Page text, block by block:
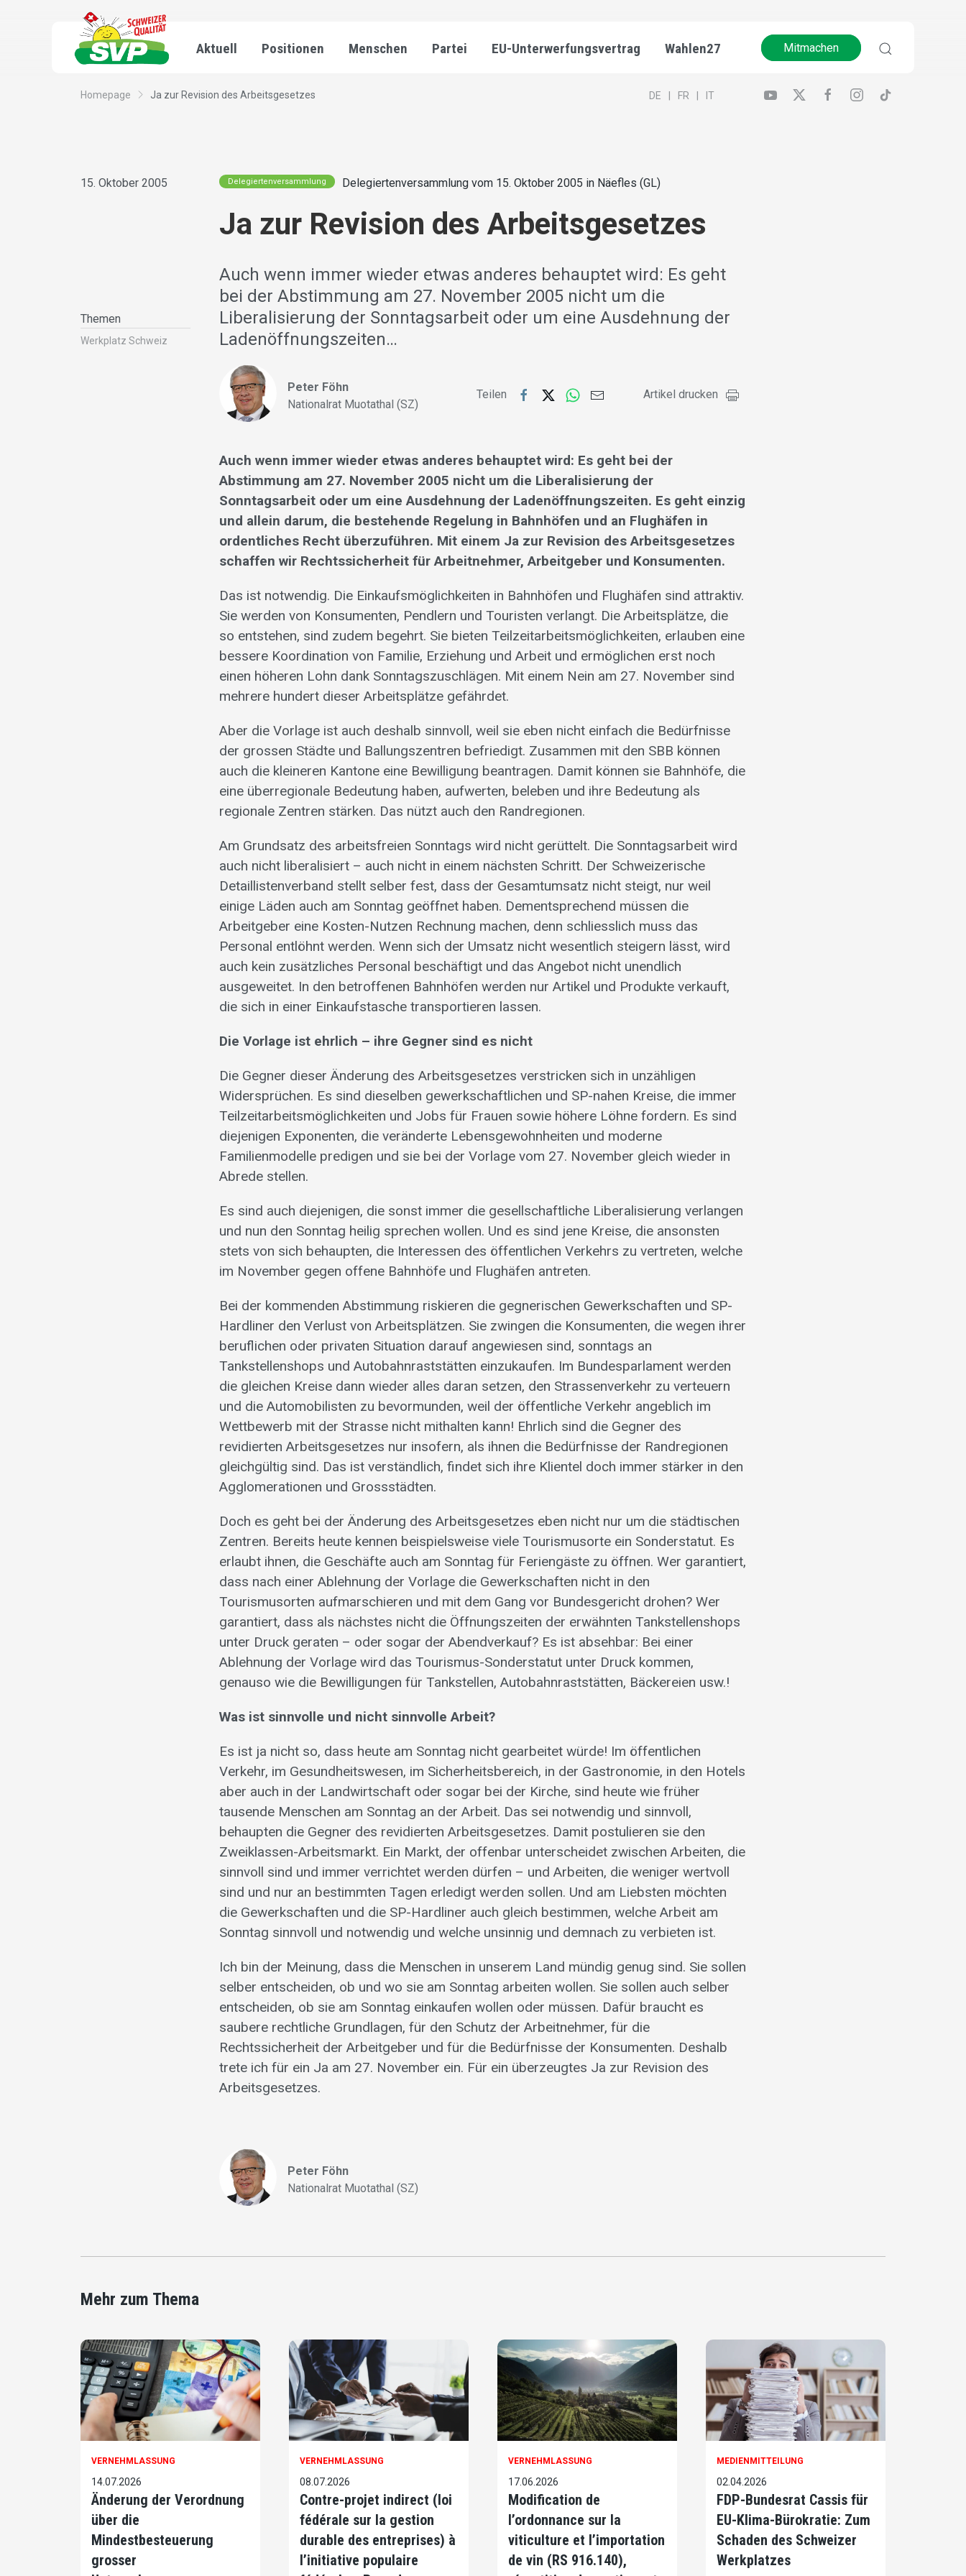
Aktuell Positionen Menschen Partei EU-Unterwerfungsvertrag Wahlen27 Mitmachen
Homepage Ja zur Revision des Arbeitsgesetzes DE FR IT
15. Oktober 2005
Themen
Werkplatz Schweiz
Delegiertenversammlung Delegiertenversammlung vom 15. Oktober 2005 in Näefles (GL)
Ja zur Revision des Arbeitsgesetzes
Auch wenn immer wieder etwas anderes behauptet wird: Es geht
bei der Abstimmung am 27. November 2005 nicht um die
Liberalisierung der Sonntagsarbeit oder um eine Ausdehnung der
Ladenöffnungszeiten…
Peter Föhn
Nationalrat Muotathal (SZ)
Teilen Artikel drucken
Auch wenn immer wieder etwas anderes behauptet wird: Es geht bei der
Abstimmung am 27. November 2005 nicht um die Liberalisierung der
Sonntagsarbeit oder um eine Ausdehnung der Ladenöffnungszeiten. Es geht einzig
und allein darum, die bestehende Regelung in Bahnhöfen und an Flughäfen in
ordentliches Recht überzuführen. Mit einem Ja zur Revision des Arbeitsgesetzes
schaffen wir Rechtssicherheit für Arbeitnehmer, Arbeitgeber und Konsumenten.
Das ist notwendig. Die Einkaufsmöglichkeiten in Bahnhöfen und Flughäfen sind attraktiv.
Sie werden von Konsumenten, Pendlern und Touristen verlangt. Die Arbeitsplätze, die
so entstehen, sind zudem begehrt. Sie bieten Teilzeitarbeitsmöglichkeiten, erlauben eine
bessere Koordination von Familie, Erziehung und Arbeit und ermöglichen erst noch
einen höheren Lohn dank Sonntagszuschlägen. Mit einem Nein am 27. November sind
mehrere hundert dieser Arbeitsplätze gefährdet.
Aber die Vorlage ist auch deshalb sinnvoll, weil sie eben nicht einfach die Bedürfnisse
der grossen Städte und Ballungszentren befriedigt. Zusammen mit den SBB können
auch die kleineren Kantone eine Bewilligung beantragen. Damit können sie Bahnhöfe, die
eine überregionale Bedeutung haben, aufwerten, beleben und ihre Bedeutung als
regionale Zentren stärken. Das nützt auch den Randregionen.
Am Grundsatz des arbeitsfreien Sonntags wird nicht gerüttelt. Die Sonntagsarbeit wird
auch nicht liberalisiert – auch nicht in einem nächsten Schritt. Der Schweizerische
Detaillistenverband stellt selber fest, dass der Gesamtumsatz nicht steigt, nur weil
einige Läden auch am Sonntag geöffnet haben. Dementsprechend müssen die
Arbeitgeber eine Kosten-Nutzen Rechnung machen, denn schliesslich muss das
Personal entlöhnt werden. Wenn sich der Umsatz nicht wesentlich steigern lässt, wird
auch kein zusätzliches Personal beschäftigt und das Angebot nicht unendlich
ausgeweitet. In den betroffenen Bahnhöfen werden nur Artikel und Produkte verkauft,
die sich in einer Einkaufstasche transportieren lassen.
Die Vorlage ist ehrlich – ihre Gegner sind es nicht
Die Gegner dieser Änderung des Arbeitsgesetzes verstricken sich in unzähligen
Widersprüchen. Es sind dieselben gewerkschaftlichen und SP-nahen Kreise, die immer
Teilzeitarbeitsmöglichkeiten und Jobs für Frauen sowie höhere Löhne fordern. Es sind
diejenigen Exponenten, die veränderte Lebensgewohnheiten und moderne
Familienmodelle predigen und sie bei der Vorlage vom 27. November gleich wieder in
Abrede stellen.
Es sind auch diejenigen, die sonst immer die gesellschaftliche Liberalisierung verlangen
und nun den Sonntag heilig sprechen wollen. Und es sind jene Kreise, die ansonsten
stets von sich behaupten, die Interessen des öffentlichen Verkehrs zu vertreten, welche
im November gegen offene Bahnhöfe und Flughäfen antreten.
Bei der kommenden Abstimmung riskieren die gegnerischen Gewerkschaften und SP-
Hardliner den Verlust von Arbeitsplätzen. Sie zwingen die Konsumenten, die wegen ihrer
beruflichen oder privaten Situation darauf angewiesen sind, sonntags an
Tankstellenshops und Autobahnraststätten einzukaufen. Im Bundesparlament werden
die gleichen Kreise dann wieder alles daran setzen, den Strassenverkehr zu verteuern
und die Automobilisten zu bevormunden, weil der öffentliche Verkehr angeblich im
Wettbewerb mit der Strasse nicht mithalten kann! Ehrlich sind die Gegner des
revidierten Arbeitsgesetzes nur insofern, als ihnen die Bedürfnisse der Randregionen
gleichgültig sind. Das ist verständlich, findet sich ihre Klientel doch immer stärker in den
Agglomerationen und Grossstädten.
Doch es geht bei der Änderung des Arbeitsgesetzes eben nicht nur um die städtischen
Zentren. Bereits heute kennen beispielsweise viele Tourismusorte ein Sonderstatut. Es
erlaubt ihnen, die Geschäfte auch am Sonntag für Feriengäste zu öffnen. Wer garantiert,
dass nach einer Ablehnung der Vorlage die Gewerkschaften nicht in den
Tourismusorten aufmarschieren und mit dem Gang vor Bundesgericht drohen? Wer
garantiert, dass als nächstes nicht die Öffnungszeiten der erwähnten Tankstellenshops
unter Druck geraten – oder sogar der Abendverkauf? Es ist absehbar: Bei einer
Ablehnung der Vorlage wird das Tourismus-Sonderstatut unter Druck kommen,
genauso wie die Bewilligungen für Tankstellen, Autobahnraststätten, Bäckereien usw.!
Was ist sinnvolle und nicht sinnvolle Arbeit?
Es ist ja nicht so, dass heute am Sonntag nicht gearbeitet würde! Im öffentlichen
Verkehr, im Gesundheitswesen, im Sicherheitsbereich, in der Gastronomie, in den Hotels
aber auch in der Landwirtschaft oder sogar bei der Kirche, sind heute wie früher
tausende Menschen am Sonntag an der Arbeit. Das sei notwendig und sinnvoll,
behaupten die Gegner des revidierten Arbeitsgesetzes. Damit postulieren sie den
Zweiklassen-Arbeitsmarkt. Ein Markt, der offenbar unterscheidet zwischen Arbeiten, die
sinnvoll sind und immer verrichtet werden dürfen – und Arbeiten, die weniger wertvoll
sind und nur an bestimmten Tagen erledigt werden sollen. Und am Liebsten möchten
die Gewerkschaften und die SP-Hardliner auch gleich bestimmen, welche Arbeit am
Sonntag sinnvoll und notwendig und welche unsinnig und demnach zu verbieten ist.
Ich bin der Meinung, dass die Menschen in unserem Land mündig genug sind. Sie sollen
selber entscheiden, ob und wo sie am Sonntag arbeiten wollen. Sie sollen auch selber
entscheiden, ob sie am Sonntag einkaufen wollen oder müssen. Dafür braucht es
saubere rechtliche Grundlagen, für den Schutz der Arbeitnehmer, für die
Rechtssicherheit der Arbeitgeber und für die Bedürfnisse der Konsumenten. Deshalb
trete ich für ein Ja am 27. November ein. Für ein überzeugtes Ja zur Revision des
Arbeitsgesetzes.
Peter Föhn
Nationalrat Muotathal (SZ)
Mehr zum Thema
VERNEHMLASSUNG
14.07.2026
Änderung der Verordnung
über die
Mindestbesteuerung
grosser
VERNEHMLASSUNG
08.07.2026
Contre-projet indirect (loi
fédérale sur la gestion
durable des entreprises) à
l’initiative populaire
VERNEHMLASSUNG
17.06.2026
Modification de
l’ordonnance sur la
viticulture et l’importation
de vin (RS 916.140),
MEDIENMITTEILUNG
02.04.2026
FDP-Bundesrat Cassis für
EU-Klima-Bürokratie: Zum
Schaden des Schweizer
Werkplatzes